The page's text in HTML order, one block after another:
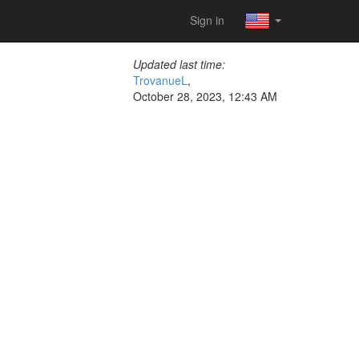
Sign in
Updated last time:
TrovanueL,
October 28, 2023, 12:43 AM